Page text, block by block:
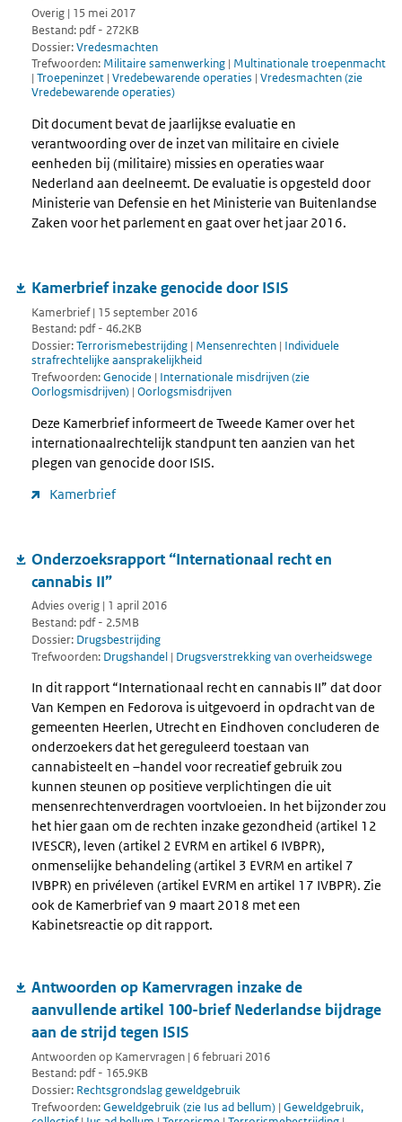
Overig | 15 mei 2017
Bestand: pdf - 272KB
Dossier:Vredesmachten
Trefwoorden: Militaire samenwerking | Multinationale troepenmacht
| Troepeninzet | Vredebewarende operaties | Vredesmachten (zie
Vredebewarende operaties)
Dit document bevat de jaarlijkse evaluatie en
verantwoording over de inzet van militaire en civiele
eenheden bij (militaire) missies en operaties waar
Nederland aan deelneemt. De evaluatie is opgesteld door
Ministerie van Defensie en het Ministerie van Buitenlandse
Zaken voor het parlement en gaat over het jaar 2016.
Kamerbrief inzake genocide door ISIS
Kamerbrief | 15 september 2016
Bestand: pdf - 46.2KB
Dossier:Terrorismebestrijding | Mensenrechten | Individuele
strafrechtelijke aansprakelijkheid
Trefwoorden:Genocide | Internationale misdrijven (zie
Oorlogsmisdrijven) | Oorlogsmisdrijven
Deze Kamerbrief informeert de Tweede Kamer over het
internationaalrechtelijk standpunt ten aanzien van het
plegen van genocide door ISIS.
Kamerbrief
Onderzoeksrapport “Internationaal recht en
cannabis II”
Advies overig | 1 april 2016
Bestand: pdf - 2.5MB
Dossier: Drugsbestrijding
Trefwoorden: Drugshandel | Drugsverstrekking van overheidswege
In dit rapport “Internationaal recht en cannabis II” dat door
Van Kempen en Fedorova is uitgevoerd in opdracht van de
gemeenten Heerlen, Utrecht en Eindhoven concluderen de
onderzoekers dat het gereguleerd toestaan van
cannabisteelt en –handel voor recreatief gebruik zou
kunnen steunen op positieve verplichtingen die uit
mensenrechtenverdragen voortvloeien. In het bijzonder zou
het hier gaan om de rechten inzake gezondheid (artikel 12
IVESCR), leven (artikel 2 EVRM en artikel 6 IVBPR),
onmenselijke behandeling (artikel 3 EVRM en artikel 7
IVBPR) en privéleven (artikel EVRM en artikel 17 IVBPR). Zie
ook de Kamerbrief van 9 maart 2018 met een
Kabinetsreactie op dit rapport.
Antwoorden op Kamervragen inzake de
aanvullende artikel 100-brief Nederlandse bijdrage
aan de strijd tegen ISIS
Antwoorden op Kamervragen | 6 februari 2016
Bestand: pdf - 165.9KB
Dossier: Rechtsgrondslag geweldgebruik
Trefwoorden:Geweldgebruik (zie Ius ad bellum) | Geweldgebruik,